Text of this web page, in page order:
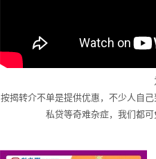
按揭转介不单是提供优惠，不少人自
私贷等奇难杂症，我们都